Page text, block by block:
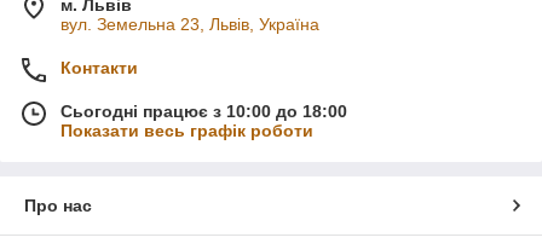
м. Львів
вул. Земельна 23, Львів, Україна
Контакти
Сьогодні працює з 10:00 до 18:00
Показати весь графік роботи
Про нас